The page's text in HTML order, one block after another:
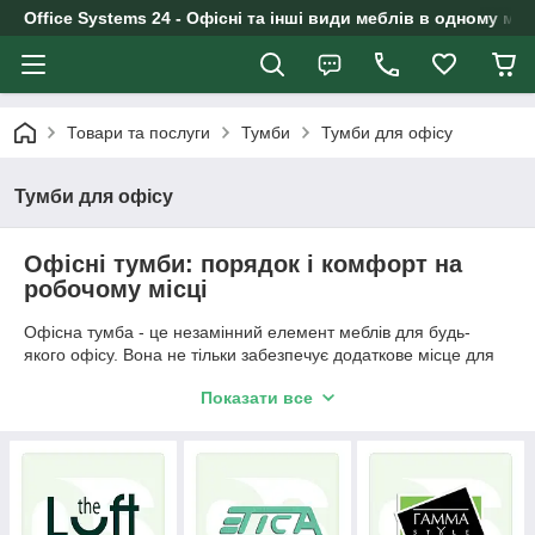
Office Systems 24 - Офісні та інші види меблів в одному
Товари та послуги Тумби Тумби для офісу
Тумби для офісу
Офісні тумби: порядок і комфорт на
робочому місці
Офісна тумба - це незамінний елемент меблів для будь-
якого офісу. Вона не тільки забезпечує додаткове місце для
аксесуарів, але й допомагає створити комфортну та затишну
Меблевий виріб стане ідеальним способом організації
просторим, але й допоможе швидко та зручно знайти
необхідні документи, інструменти та особисті речі.
Показати все